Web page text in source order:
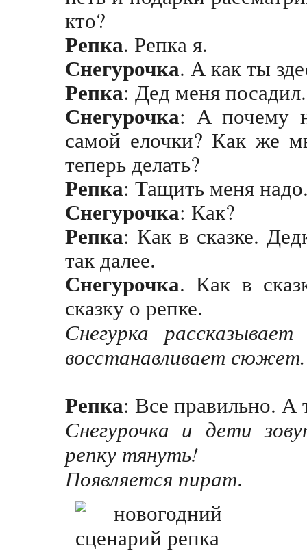
кто?
Репка. Репка я.
Снегурочка. А как ты
Репка: Дед меня посадил.
Снегурочка: А почему
самой елочки? Как же
теперь делать?
Репка: Тащить меня
Снегурочка: Как?
Репка: Как в сказке.
так далее.
Снегурочка. Как в
сказку о репке.
Снегурка
восстанавливает
Репка: Все правильно. А
Снегурочка и дети
репку тянуть!
Появляется пират.